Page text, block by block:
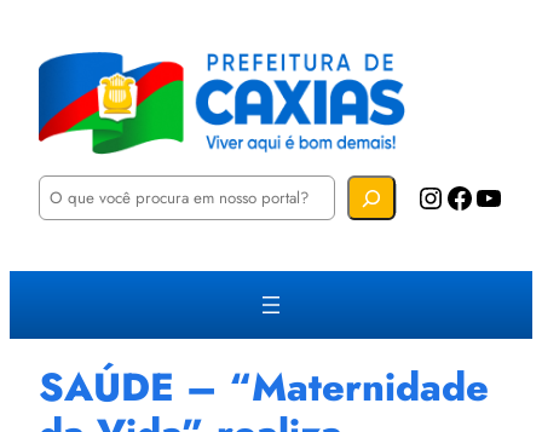
P
u
a
Instagram Facebook YouTube
SAÚDE – “Maternidade